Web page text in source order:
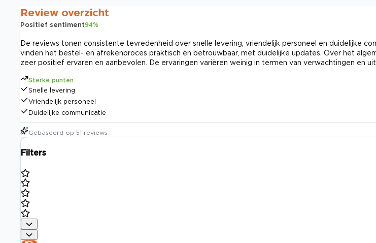
Review overzicht
Positief sentiment94%
De reviews tonen consistente tevredenheid over snelle levering, vriendelijk personeel en duidelijke
vinden het bestel- en afrekenproces praktisch en betrouwbaar, met duidelijke updates. Over het
zeer positief ervaren en aanbevolen. De ervaringen variëren weinig in termen van verwachtingen en
Sterke punten
Snelle levering
Vriendelijk personeel
Duidelijke communicatie
Gebaseerd op 51 reviews
Filters